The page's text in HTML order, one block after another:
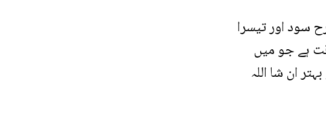
سود اور تیسرا
ہے جو میں
ان شا اللہ